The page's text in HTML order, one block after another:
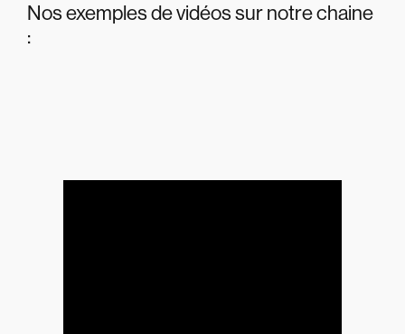
Nos exemples de vidéos sur notre chaine
: